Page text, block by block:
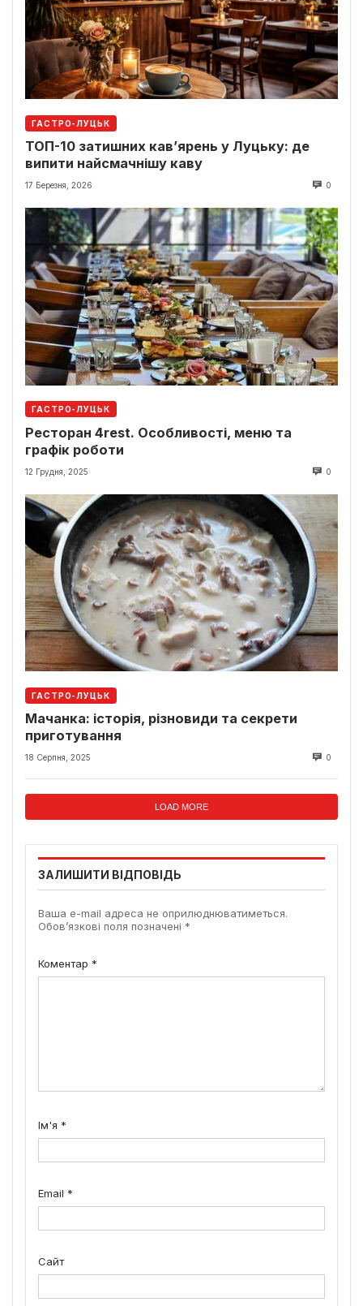
ГАСТРО-ЛУЦЬК
ТОП-10 затишних кав’ярень у Луцьку: де
випити найсмачнішу каву
17 Березня, 2026 0
ГАСТРО-ЛУЦЬК
Ресторан 4rest. Особливості, меню та
графік роботи
12 Грудня, 2025 0
ГАСТРО-ЛУЦЬК
Мачанка: історія, різновиди та секрети
приготування
18 Серпня, 2025 0
LOAD MORE
ЗАЛИШИТИ ВІДПОВІДЬ
Ваша e-mail адреса не оприлюднюватиметься.
Обов’язкові поля позначені *
Коментар *
Ім'я *
Email *
Сайт